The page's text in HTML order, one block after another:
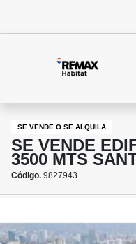
SE VENDE O SE ALQUILA
SE VENDE
3500 MTS
Código. 9827943